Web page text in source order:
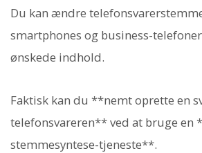
Du kan ændre
smartphones og business-
ønskede indhold.
Faktisk kan du **nemt oprette en
telefonsvareren** ved at bruge en
stemmesyntese-tjeneste**.